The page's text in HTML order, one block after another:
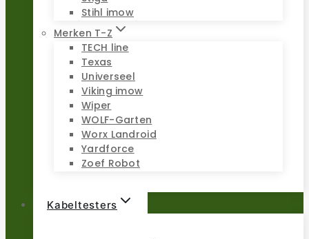
Stihl imow
Merken T-Z
TECH line
Texas
Universeel
Viking imow
Wiper
WOLF-Garten
Worx Landroid
Yardforce
Zoef Robot
Kabeltesters